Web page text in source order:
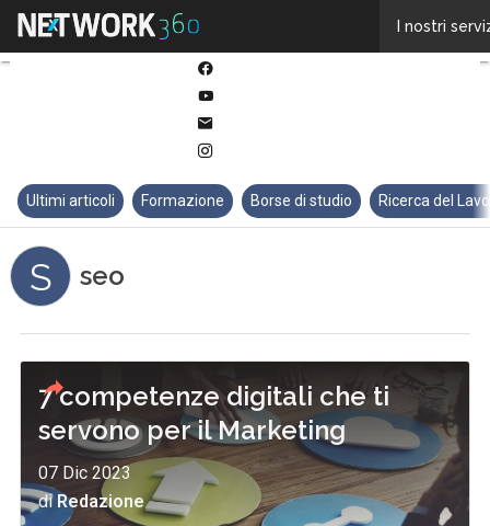
I nostri
Ultimi articoli Formazione Borse di studio Ricerca del
S seo
7 competenze digitali che ti
servono per il Marketing
07 Dic 2023
di Redazione